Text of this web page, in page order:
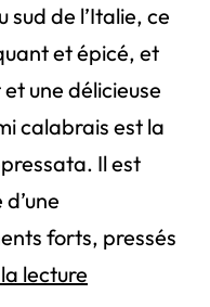
de l’Italie, ce
et épicé, et
une délicieuse
calabrais est la
Il est
forts, pressés
lecture